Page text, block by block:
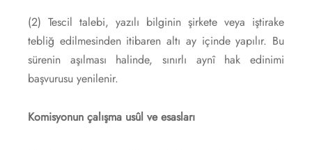
(2) Tescil talebi, yazılı bilginin şirkete veya iştirake
tebliğ edilmesinden itibaren altı ay içinde yapılır. Bu
sürenin aşılması halinde, sınırlı aynî hak edinimi
başvurusu yenilenir.
Komisyonun çalışma usûl ve esasları